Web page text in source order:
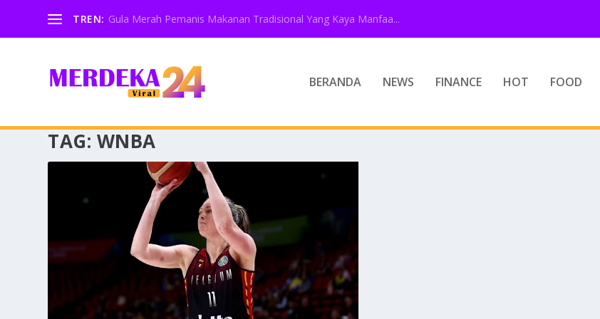
TREN: Gula Merah Pemanis Makanan Tradisional Yang Kaya Manfaa...
BERANDA NEWS FINANCE HOT FOOD
TAG: WNBA